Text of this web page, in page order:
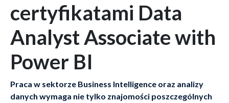
certyfikatami Data
Analyst Associate with
Power BI
Praca w sektorze Business Intelligence oraz analizy
danych wymaga nie tylko znajomości poszczególnych